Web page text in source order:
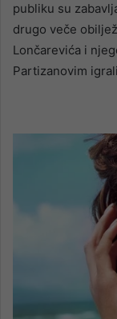
publiku su
drugo veče
Lončarevića i
Partizanovim